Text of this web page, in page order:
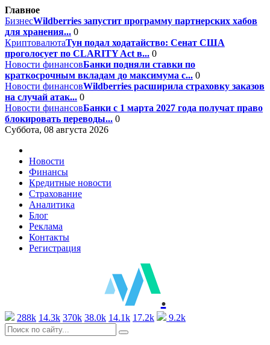
Главное
БизнесWildberries запустит программу партнерских хабов
для хранения... 0
КриптовалютаТун подал ходатайство: Сенат США
проголосует по CLARITY Act в... 0
Новости финансовБанки подняли ставки по
краткосрочным вкладам до максимума с... 0
Новости финансовWildberries расширила страховку заказов
на случай атак... 0
Новости финансовБанки с 1 марта 2027 года получат право
блокировать переводы... 0
Суббота, 08 августа 2026
Новости
Финансы
Кредитные новости
Страхование
Аналитика
Блог
Реклама
Контакты
Регистрация
.
288k 14.3k 370k 38.0k 14.1k 17.2k 9.2k